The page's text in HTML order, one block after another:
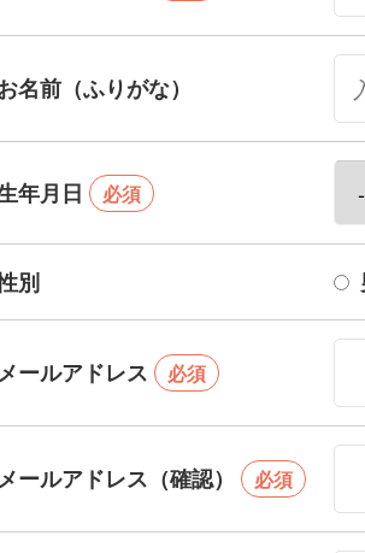
名前（ふりがな）
年月日 必須
別
ールアドレス 必須
ールアドレス（確認） 必須